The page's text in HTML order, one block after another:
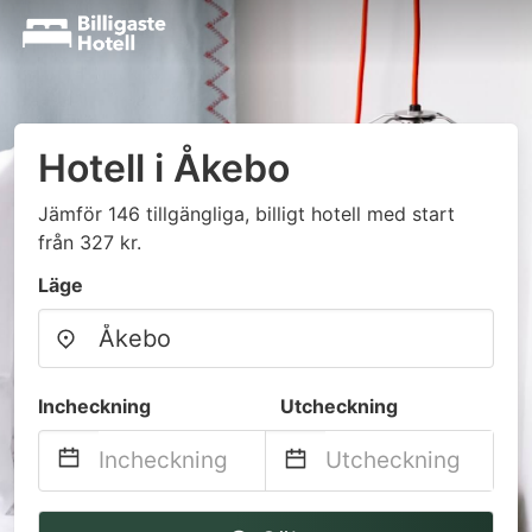
Hotell i Åkebo
Jämför 146 tillgängliga, billigt hotell med start
från 327 kr.
Läge
Incheckning Utcheckning
Navigate
Navigate